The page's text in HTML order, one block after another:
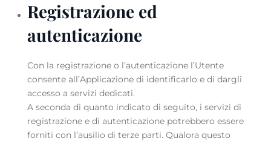
Registrazione ed
autenticazione
Con la registrazione o l’autenticazione l’Utente
consente all’Applicazione di identificarlo e di dargli
accesso a servizi dedicati.
A seconda di quanto indicato di seguito, i servizi di
registrazione e di autenticazione potrebbero essere
forniti con l’ausilio di terze parti. Qualora questo